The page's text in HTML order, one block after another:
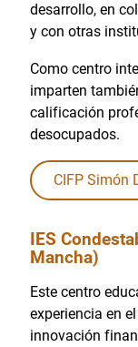
desarrollo, en
y con otras
Como centro
imparten
calificación
desocupados.
CIFP Simón
IES
Mancha)
Este centro
experiencia en
innovación